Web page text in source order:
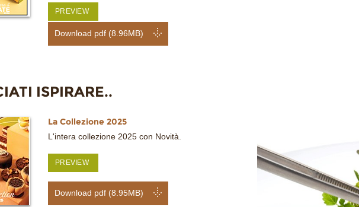
PREVIEW
Download pdf (8.96MB)
ISPIRARE..
La Collezione 2025
L'intera collezione 2025 con Novità.
PREVIEW
Download pdf (8.95MB)